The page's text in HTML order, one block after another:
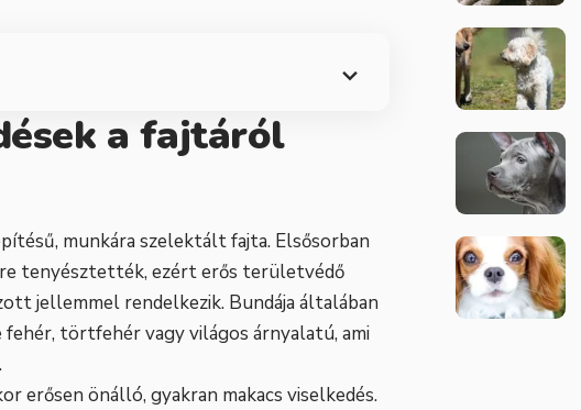
a fajtáról
munkára szelektált fajta. Elsősorban
tenyésztették, ezért erős területvédő
jellemmel rendelkezik. Bundája általában
törtfehér vagy világos árnyalatú, ami
erősen önálló, gyakran makacs viselkedés.